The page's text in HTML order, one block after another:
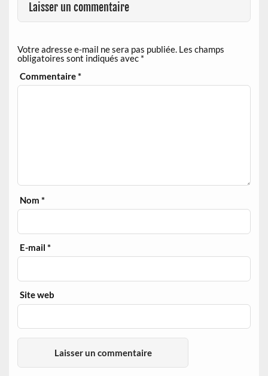
Laisser un commentaire
Votre adresse e-mail ne sera pas publiée. Les champs
obligatoires sont indiqués avec *
Commentaire*
Nom*
E-mail*
Site web